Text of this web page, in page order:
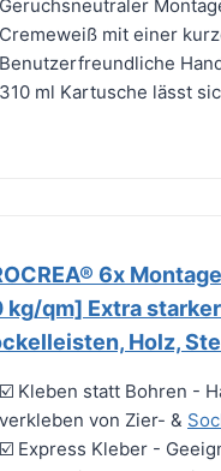
Geruchsneutraler
Cremeweiß mit einer
Benutzerfreundliche
310 ml Kartusche lässt
6x
kg/qm] Extra
Holz,
☑️ Kleben statt Bohren -
verkleben von Zier- &
☑️ Express Kleber -